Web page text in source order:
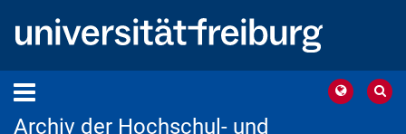
Archiv der Hochschul- und